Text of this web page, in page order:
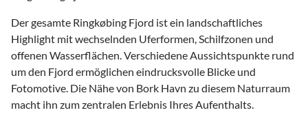
Der gesamte Ringkøbing Fjord ist ein landschaftliches
Highlight mit wechselnden Uferformen, Schilfzonen und
offenen Wasserflächen. Verschiedene Aussichtspunkte rund
um den Fjord ermöglichen eindrucksvolle Blicke und
Fotomotive. Die Nähe von Bork Havn zu diesem Naturraum
macht ihn zum zentralen Erlebnis Ihres Aufenthalts.